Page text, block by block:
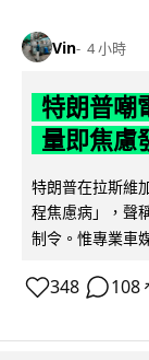
Vin 4 小時
特朗普嘲
量即焦慮
特朗普在拉斯維
程焦慮病」，聲
制令。惟專業車
348 108